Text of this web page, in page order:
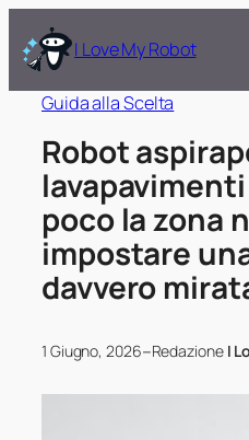
I Love My Robot
Guida alla Scelta
Robot
poco la zona
impostare
davvero
1 Giugno, 2026–Redazione I